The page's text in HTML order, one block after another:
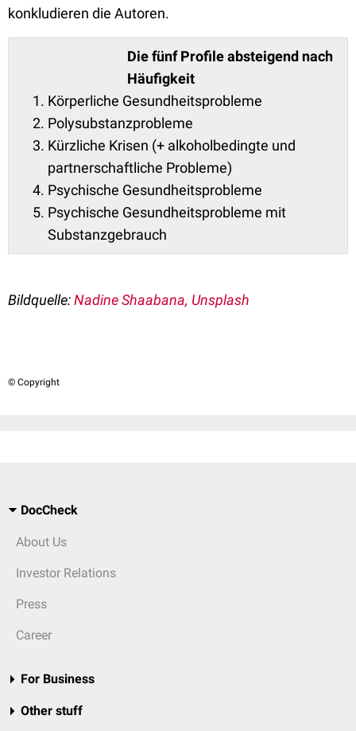
konkludieren die Autoren.
Die fünf Profile absteigend nach
Häufigkeit
Körperliche Gesundheitsprobleme
Polysubstanzprobleme
Kürzliche Krisen (+ alkoholbedingte und
partnerschaftliche Probleme)
Psychische Gesundheitsprobleme
Psychische Gesundheitsprobleme mit
Substanzgebrauch
Bildquelle:Nadine Shaabana, Unsplash
© Copyright
DocCheck
About Us
Investor Relations
Press
Career
For Business
Other stuff